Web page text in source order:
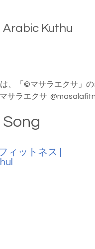
Kuthu
、「©マサラエクサ」
サラエクサ
ィットネス |